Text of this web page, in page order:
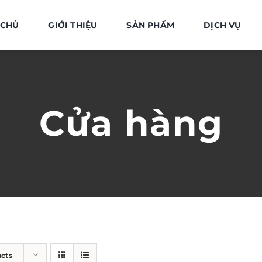
GIỚI THIỆU SẢN PHẨM DỊCH VỤ
Cửa hàng